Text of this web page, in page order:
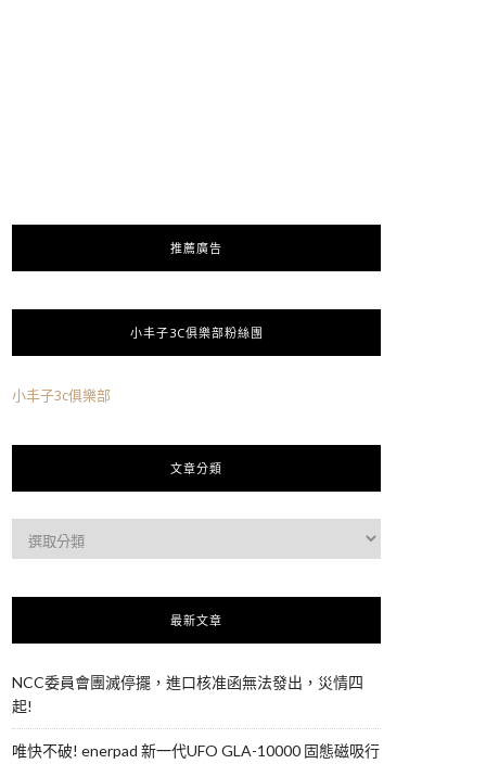
推薦廣告
小丰子3C俱樂部粉絲團
小丰子3c俱樂部
文章分類
最新文章
NCC委員會團滅停擺，進口核准函無法發出，災情四
起!
唯快不破! enerpad 新一代UFO GLA-10000 固態磁吸行